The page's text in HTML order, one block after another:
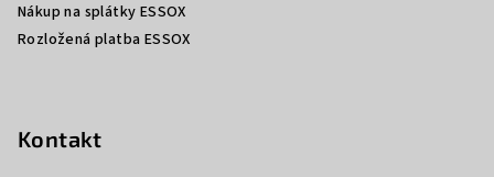
Nákup na splátky ESSOX
Rozložená platba ESSOX
Kontakt